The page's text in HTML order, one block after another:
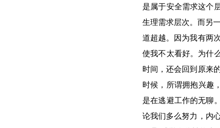
是属于安全需求这个
生理需求层次。而另
道超越。因为我有两
使我不太看好。为什
时间，还会回到原来
时候，所谓拥抱兴趣
是在逃避工作的无聊
论我们多么努力，内